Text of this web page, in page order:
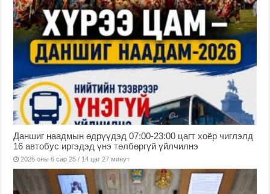
Даншиг наадмын өдрүүдэд 07:00-23:00 цагт хоёр чиглэлд
16 автобус иргэдэд үнэ төлбөргүй үйлчилнэ
2026 оны 6 сар 25 / 14 цаг 27 минут